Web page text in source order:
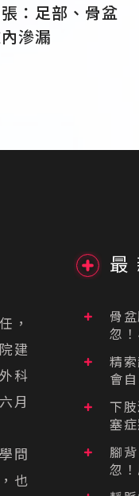
：足部、骨盆
滲漏
，
建
科
月
問
也
骨
忽
精
會
下
塞
腳
忽